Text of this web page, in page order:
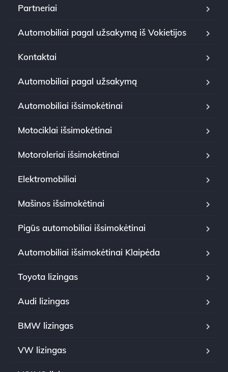
Partneriai
Automobiliai pagal užsakymą iš Vokietijos
Kontaktai
Automobiliai pagal užsakymą
Automobiliai išsimokėtinai
Motociklai išsimokėtinai
Motoroleriai išsimokėtinai
Elektromobiliai
Mašinos išsimokėtinai
Pigūs automobiliai išsimokėtinai
Automobiliai išsimokėtinai Klaipėda
Toyota lizingas
Audi lizingas
BMW lizingas
VW lizingas